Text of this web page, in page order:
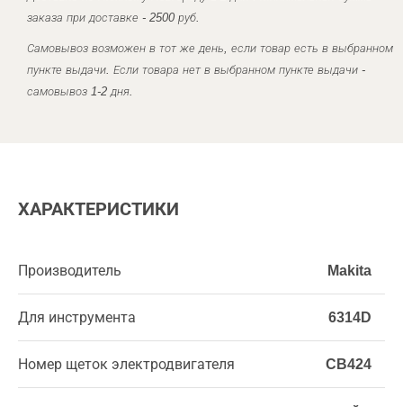
заказа при доставке - 2500 руб.
Самовывоз возможен в тот же день, если товар есть в выбранном
пункте выдачи. Если товара нет в выбранном пункте выдачи -
самовывоз 1-2 дня.
ХАРАКТЕРИСТИКИ
Производитель Makita
Для инструмента 6314D
Номер щеток электродвигателя CB424